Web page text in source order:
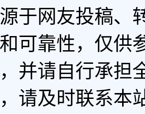
于网友投稿、
可靠性，仅供
并请自行承担
请及时联系本